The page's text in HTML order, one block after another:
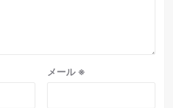
メール※